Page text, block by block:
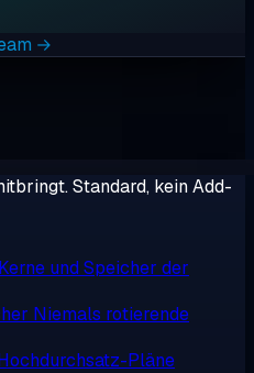
→
Standard, kein Add-
Kerne und Speicher der
Niemals rotierende
Pläne